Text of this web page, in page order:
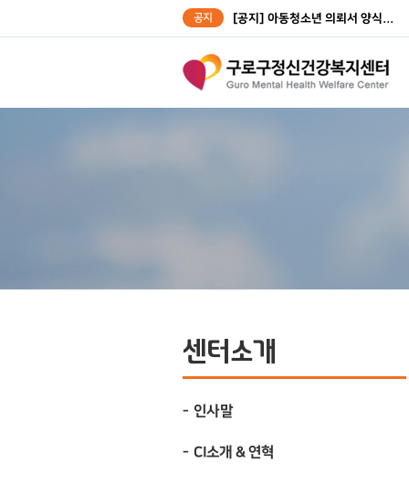
공지 [공지] 아동청소년 의뢰서 양식...
센터소개
인사말
CI소개 & 연혁